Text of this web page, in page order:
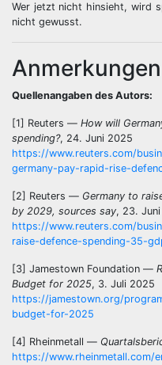
Wer jetzt nicht hinsieht, wird
nicht gewusst.
Quellenangaben des Autors:
[1] Reuters — How will
spending?, 24. Juni 2025
https://www.reuters.com/
germany-pay-rapid-rise-
[2] Reuters — Germany to
by 2029, sources say, 23.
https://www.reuters.com/
raise-defence-spending-35-
[3] Jamestown Foundation —
Budget for 2025, 3. Juli 2025
https://jamestown.org/
budget-for-2025
[4] Rheinmetall —
https://www.rheinmetall.com/